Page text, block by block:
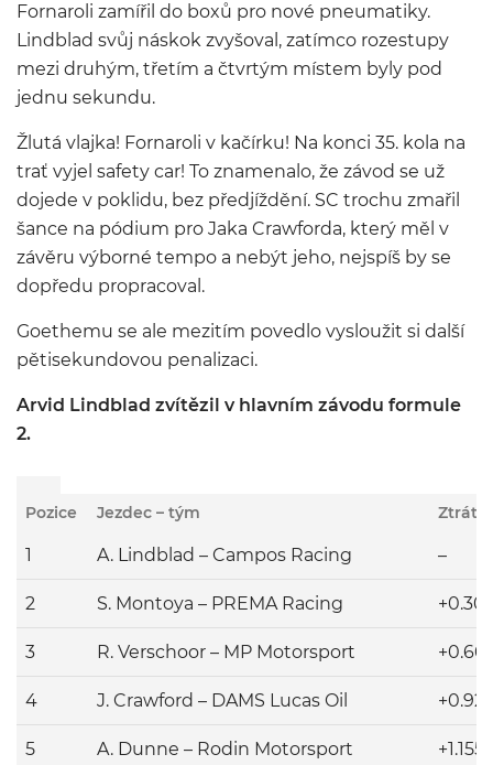
Fornaroli zamířil do boxů pro nové pneumatiky.
Lindblad svůj náskok zvyšoval, zatímco rozestupy
mezi druhým, třetím a čtvrtým místem byly pod
jednu sekundu.
Žlutá vlajka! Fornaroli v kačírku! Na konci 35. kola na
trať vyjel safety car! To znamenalo, že závod se už
dojede v poklidu, bez předjíždění. SC trochu zmařil
šance na pódium pro Jaka Crawforda, který měl v
závěru výborné tempo a nebýt jeho, nejspíš by se
dopředu propracoval.
Goethemu se ale mezitím povedlo vysloužit si další
pětisekundovou penalizaci.
Arvid Lindblad zvítězil v hlavním závodu formule
2.
Pozice Jezdec – tým Ztráta
1 A. Lindblad – Campos Racing –
2 S. Montoya – PREMA Racing +0.301
3 R. Verschoor – MP Motorsport
4 J. Crawford – DAMS Lucas Oil +0.927
5 A. Dunne – Rodin Motorsport +1.155